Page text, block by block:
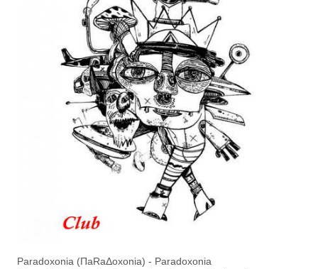
Paradoxonia (ΠaRaΔoxonia) - Paradoxonia